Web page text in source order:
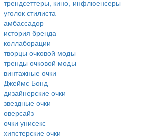
трендсеттеры, кино, инфлюенсеры
уголок стилиста
амбассадор
история бренда
коллаборации
творцы очковой моды
тренды очковой моды
винтажные очки
Джеймс Бонд
дизайнерские очки
звездные очки
оверсайз
очки унисекс
хипстерские очки